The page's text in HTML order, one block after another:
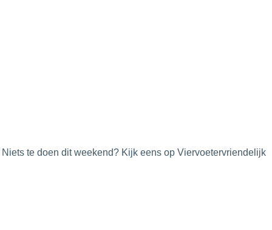
Niets te doen dit weekend? Kijk eens op Viervoetervriendelijk